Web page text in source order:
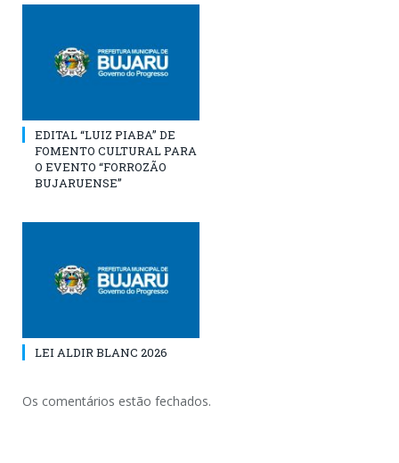
EDITAL “LUIZ PIABA” DE
FOMENTO CULTURAL PARA
O EVENTO “FORROZÃO
BUJARUENSE”
LEI ALDIR BLANC 2026
Os comentários estão fechados.